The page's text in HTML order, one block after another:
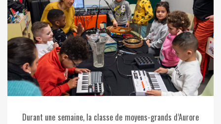
Durant une semaine, la classe de moyens-grands d’Aurore